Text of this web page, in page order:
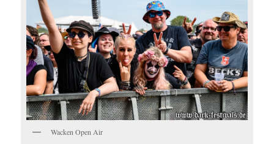
Wacken Open Air